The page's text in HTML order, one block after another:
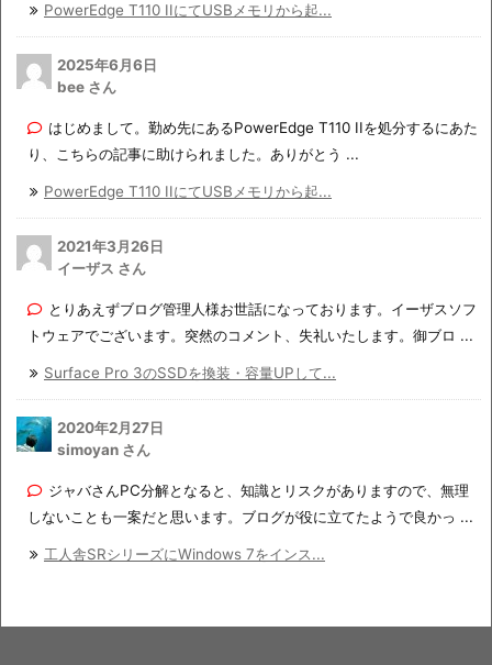
PowerEdge T110 IIにてUSBメモリから起...
2025年6月6日
bee さん
はじめまして。勤め先にあるPowerEdge T110 IIを処分するにあた
り、こちらの記事に助けられました。ありがとう ...
PowerEdge T110 IIにてUSBメモリから起...
2021年3月26日
イーザス さん
とりあえずブログ管理人様お世話になっております。イーザスソフ
トウェアでございます。突然のコメント、失礼いたします。御ブロ ...
Surface Pro 3のSSDを換装・容量UPして...
2020年2月27日
simoyan さん
ジャバさんPC分解となると、知識とリスクがありますので、無理
しないことも一案だと思います。ブログが役に立てたようで良かっ ...
工人舎SRシリーズにWindows 7をインス...